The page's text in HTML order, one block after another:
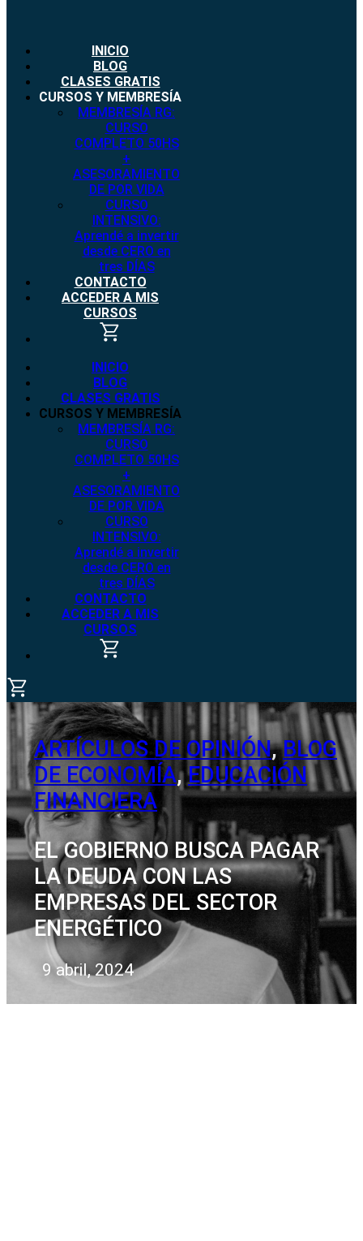
INICIO
BLOG
CLASES GRATIS
CURSOS Y MEMBRESÍA
MEMBRESÍA RG:
CURSO
COMPLETO 50HS
+
ASESORAMIENTO
DE POR VIDA
CURSO
INTENSIVO:
Aprendé a invertir
desde CERO en
tres DÍAS
CONTACTO
ACCEDER A MIS
CURSOS
INICIO
BLOG
CLASES GRATIS
CURSOS Y MEMBRESÍA
MEMBRESÍA RG:
CURSO
COMPLETO 50HS
+
ASESORAMIENTO
DE POR VIDA
CURSO
INTENSIVO:
Aprendé a invertir
desde CERO en
tres DÍAS
CONTACTO
ACCEDER A MIS
CURSOS
ARTÍCULOS DE OPINIÓN,BLOG
DE ECONOMÍA,EDUCACIÓN
FINANCIERA
EL GOBIERNO BUSCA PAGAR
LA DEUDA CON LAS
EMPRESAS DEL SECTOR
ENERGÉTICO
9 abril, 2024